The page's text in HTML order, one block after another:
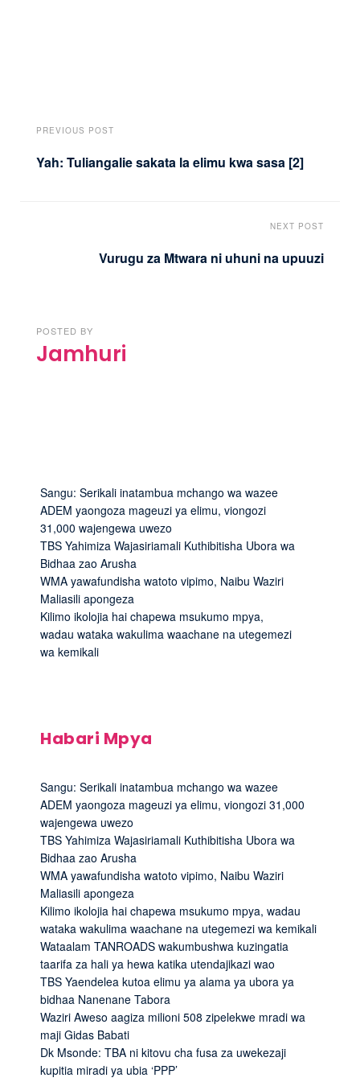
PREVIOUS POST
Yah: Tuliangalie sakata la elimu kwa sasa [2]
NEXT POST
Vurugu za Mtwara ni uhuni na upuuzi
POSTED BY
Jamhuri
Sangu: Serikali inatambua mchango wa wazee
ADEM yaongoza mageuzi ya elimu, viongozi
31,000 wajengewa uwezo
TBS Yahimiza Wajasiriamali Kuthibitisha Ubora wa
Bidhaa zao Arusha
WMA yawafundisha watoto vipimo, Naibu Waziri
Maliasili apongeza
Kilimo ikolojia hai chapewa msukumo mpya,
wadau wataka wakulima waachane na utegemezi
wa kemikali
Habari Mpya
Sangu: Serikali inatambua mchango wa wazee
ADEM yaongoza mageuzi ya elimu, viongozi 31,000
wajengewa uwezo
TBS Yahimiza Wajasiriamali Kuthibitisha Ubora wa
Bidhaa zao Arusha
WMA yawafundisha watoto vipimo, Naibu Waziri
Maliasili apongeza
Kilimo ikolojia hai chapewa msukumo mpya, wadau
wataka wakulima waachane na utegemezi wa kemikali
Wataalam TANROADS wakumbushwa kuzingatia
taarifa za hali ya hewa katika utendajikazi wao
TBS Yaendelea kutoa elimu ya alama ya ubora ya
bidhaa Nanenane Tabora
Waziri Aweso aagiza milioni 508 zipelekwe mradi wa
maji Gidas Babati
Dk Msonde: TBA ni kitovu cha fusa za uwekezaji
kupitia miradi ya ubia ‘PPP’